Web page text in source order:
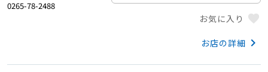
0265-78-2488
お気に入り favorite
お店の詳細 keyboard_arrow_right